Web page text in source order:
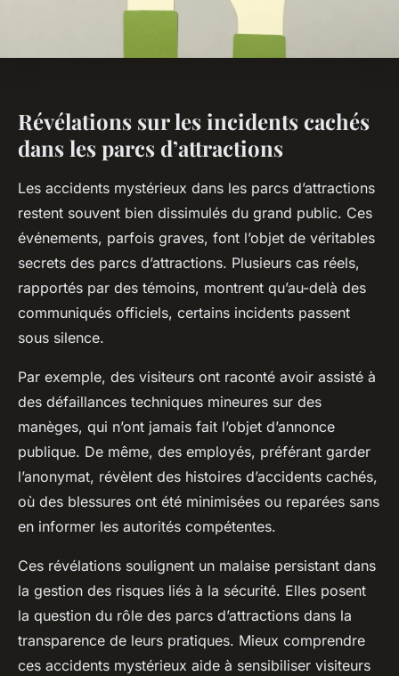
Révélations sur les incidents cachés
dans les parcs d’attractions
Les accidents mystérieux dans les parcs d’attractions
restent souvent bien dissimulés du grand public. Ces
événements, parfois graves, font l’objet de véritables
secrets des parcs d’attractions. Plusieurs cas réels,
rapportés par des témoins, montrent qu’au-delà des
communiqués officiels, certains incidents passent
sous silence.
Par exemple, des visiteurs ont raconté avoir assisté à
des défaillances techniques mineures sur des
manèges, qui n’ont jamais fait l’objet d’annonce
publique. De même, des employés, préférant garder
l’anonymat, révèlent des histoires d’accidents cachés,
où des blessures ont été minimisées ou reparées sans
en informer les autorités compétentes.
Ces révélations soulignent un malaise persistant dans
la gestion des risques liés à la sécurité. Elles posent
la question du rôle des parcs d’attractions dans la
transparence de leurs pratiques. Mieux comprendre
ces accidents mystérieux aide à sensibiliser visiteurs